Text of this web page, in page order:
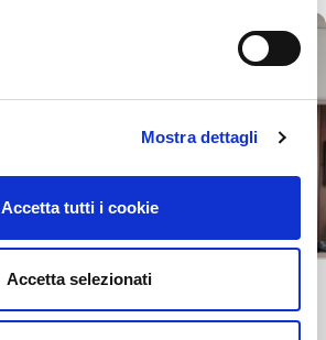
Mostra dettagli
Accetta tutti i cookie
Accetta selezionati